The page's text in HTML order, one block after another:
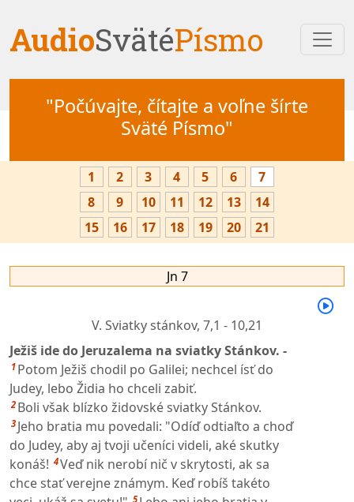
AudioSvätéPísmo
"Počúvajte, čítajte a voľne šírte
Sväté Písmo"
1 2 3 4 5 6
7
8
9 10 11 12 13
14
15
16 17 18 19 20 21
Jn 7
V. Sviatky stánkov, 7,1 - 10,21
Ježiš ide do Jeruzalema na sviatky Stánkov. -
1 Potom Ježiš chodil po Galilei; nechcel ísť do
Judey, lebo Židia ho chceli zabiť.
2 Boli však blízko židovské sviatky Stánkov.
3 Jeho bratia mu povedali: "Odíď odtiaľto a choď
do Judey, aby aj tvoji učeníci videli, aké skutky
konáš! 4Veď nik nerobí nič v skrytosti, ak sa
chce stať verejne známym. Keď robíš takéto
5